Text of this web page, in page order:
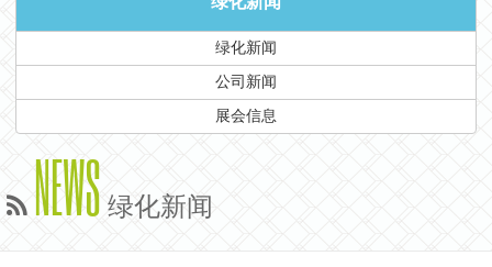
绿化新闻
公司新闻
展会信息
NEWS 绿化新闻